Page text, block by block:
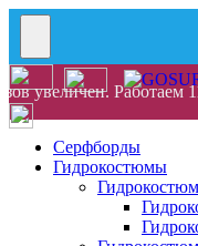
увеличен.
Серфборды
Гидрокостюмы